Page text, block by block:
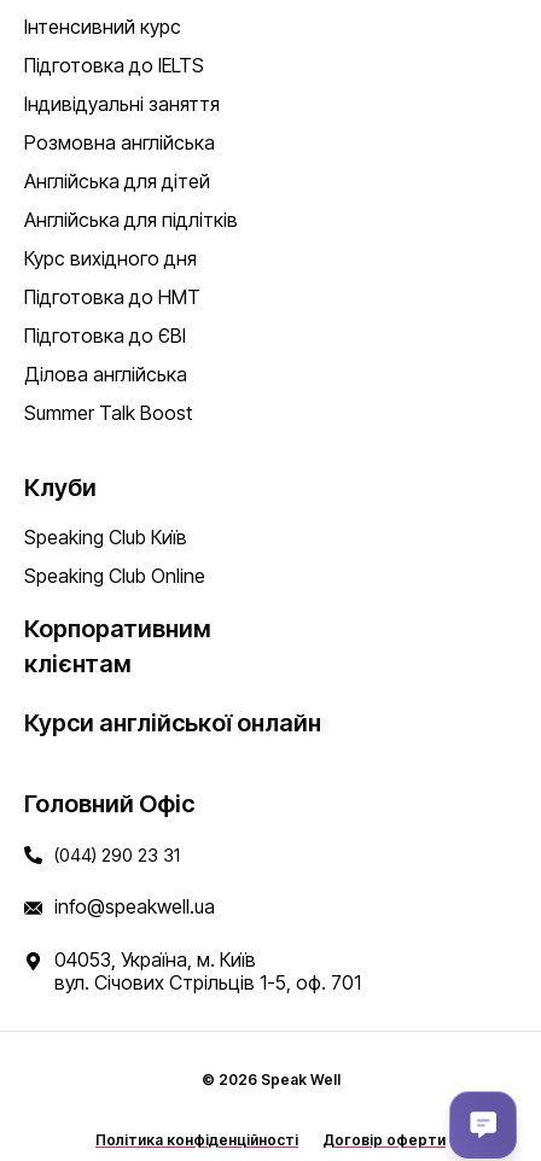
Інтенсивний курс
Підготовка до IELTS
Індивідуальні заняття
Розмовна англійська
Англійська для дітей
Англійська для підлітків
Курс вихідного дня
Підготовка до НМТ
Підготовка до ЄВІ
Ділова англійська
Summer Talk Boost
Клуби
Speaking Club Київ
Speaking Club Online
Корпоративним
клієнтам
Курси англійської онлайн
Головний Офіс
(044) 290 23 31
info@speakwell.ua
04053, Україна, м. Київ
вул. Січових Стрільців 1-5, оф. 701
© 2026 Speak Well
Політика конфіденційності Договір оферти